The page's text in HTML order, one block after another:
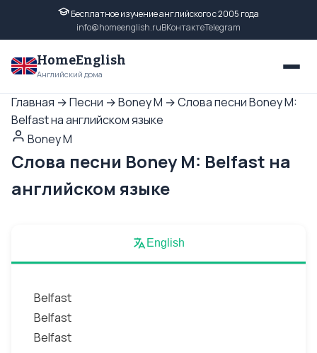
Бесплатное изучение английского с 2005 года
info@homeenglish.ruВКонтактеTelegram
HomeEnglish
Английский дома
Главная →Песни →Boney M →Слова песни Boney M:
Belfast на английском языке
Boney M
Слова песни Boney M: Belfast на
английском языке
English
Belfast
Belfast
Belfast